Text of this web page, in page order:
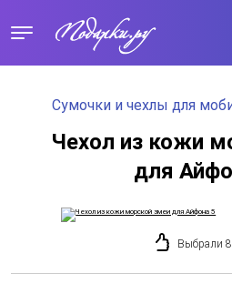
Сумочки и чехлы для
Чехол из кожи
для
Выбрали